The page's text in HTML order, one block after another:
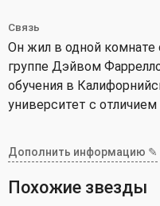
Связь
Он жил в одной комнате
группе Дэйвом
обучения в
университет с отличием
Дополнить информацию ✎
Похожие звезды